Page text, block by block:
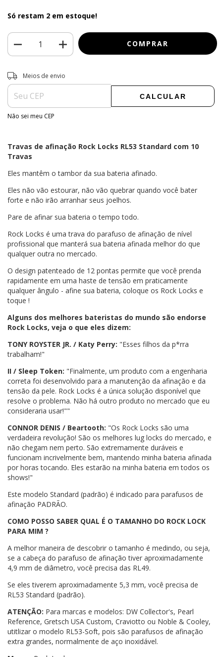
Só restam 2 em estoque!
Entregas para o CEP:
Meios de envio
CALCULAR
Não sei meu CEP
Travas de afinação Rock Locks RL53 Standard com 10
Travas
Eles mantêm o tambor da sua bateria afinado.
Eles não vão estourar, não vão quebrar quando você bater
forte e não irão arranhar seus joelhos.
Pare de afinar sua bateria o tempo todo.
Rock Locks é uma trava do parafuso de afinação de nível
profissional que manterá sua bateria afinada melhor do que
qualquer outra no mercado.
O design patenteado de 12 pontas permite que você prenda
rapidamente em uma haste de tensão em praticamente
qualquer ângulo - afine sua bateria, coloque os Rock Locks e
toque !
Alguns dos melhores bateristas do mundo são endorse
Rock Locks, veja o que eles dizem:
TONY ROYSTER JR. / Katy Perry: "Esses filhos da p*rra
trabalham!"
II / Sleep Token: "Finalmente, um produto com a engenharia
correta foi desenvolvido para a manutenção da afinação e da
tensão da pele. Rock Locks é a única solução disponível que
resolve o problema. Não há outro produto no mercado que eu
consideraria usar!""
CONNOR DENIS / Beartooth: "Os Rock Locks são uma
verdadeira revolução! São os melhores lug locks do mercado, e
não chegam nem perto. São extremamente duráveis ​​e
funcionam incrivelmente bem, mantendo minha bateria afinada
por horas tocando. Eles estarão na minha bateria em todos os
shows!"
Este modelo Standard (padrão) é indicado para parafusos de
afinação PADRÃO.
COMO POSSO SABER QUAL É O TAMANHO DO ROCK LOCK
PARA MIM ?
A melhor maneira de descobrir o tamanho é medindo, ou seja,
se a cabeça do parafuso de afinação tiver aproximadamente
4,9 mm de diâmetro, você precisa das RL49.
Se eles tiverem aproximadamente 5,3 mm, você precisa de
RL53 Standard (padrão).
ATENÇÃO: Para marcas e modelos: DW Collector's, Pearl
Reference, Gretsch USA Custom, Craviotto ou Noble & Cooley,
utitlizar o modelo RL53-Soft, pois são parafusos de afinação
extra grandes, normalmente de aço inoxidável.